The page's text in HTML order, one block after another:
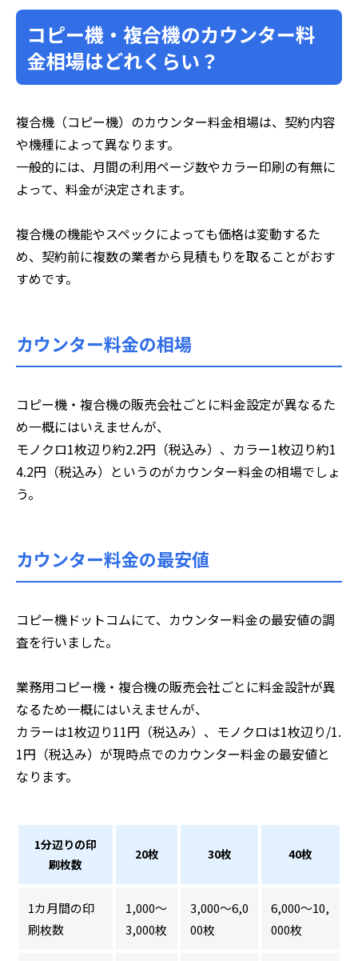
コピー機・複合機のカウンター料
金相場はどれくらい？
複合機（コピー機）のカウンター料金相場は、契約内容
や機種によって異なります。
一般的には、月間の利用ページ数やカラー印刷の有無に
よって、料金が決定されます。
複合機の機能やスペックによっても価格は変動するた
め、契約前に複数の業者から見積もりを取ることがおす
すめです。
カウンター料金の相場
コピー機・複合機の販売会社ごとに料金設定が異なるた
め一概にはいえませんが、
モノクロ1枚辺り約2.2円（税込み）、カラー1枚辺り約1
4.2円（税込み）というのがカウンター料金の相場でしょ
う。
カウンター料金の最安値
コピー機ドットコムにて、カウンター料金の最安値の調
査を行いました。
業務用コピー機・複合機の販売会社ごとに料金設計が異
なるため一概にはいえませんが、
カラーは1枚辺り11円（税込み）、モノクロは1枚辺り/1.
1円（税込み）が現時点でのカウンター料金の最安値と
なります。
1分辺りの印
刷枚数
20枚 30枚 40枚
1カ月間の印
刷枚数
1,000～
3,000枚
3,000～6,0
00枚
6,000～10,
000枚